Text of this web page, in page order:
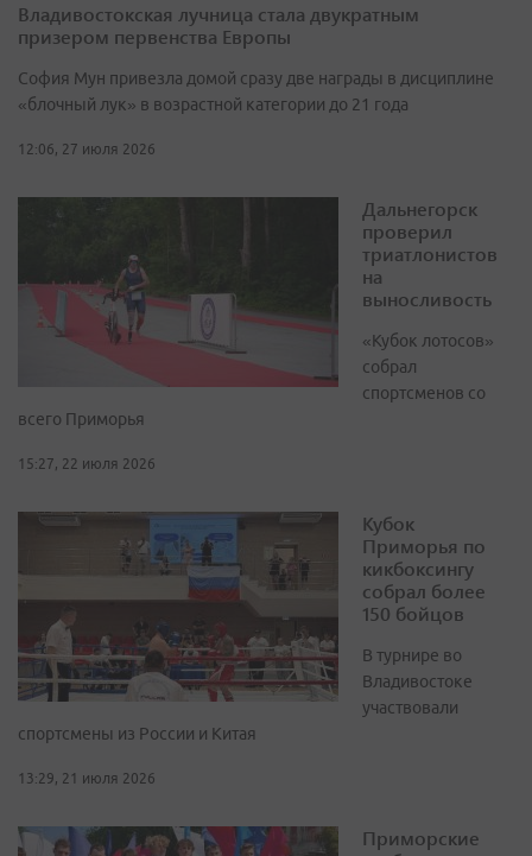
Владивостокская лучница стала двукратным
призером первенства Европы
София Мун привезла домой сразу две награды в дисциплине
«блочный лук» в возрастной категории до 21 года
12:06, 27 июля 2026
Дальнегорск
проверил
триатлонистов
на
выносливость
«Кубок лотосов»
собрал
спортсменов со
всего Приморья
15:27, 22 июля 2026
Кубок
Приморья по
кикбоксингу
собрал более
150 бойцов
В турнире во
Владивостоке
участвовали
спортсмены из России и Китая
13:29, 21 июля 2026
Приморские